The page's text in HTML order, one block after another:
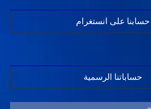
حسابنا على انستغرام
حساباتنا الرسمية